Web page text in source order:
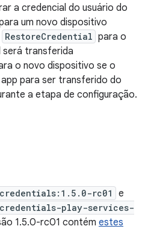
a credencial do usuário do
um novo dispositivo
RestoreCredential para o
será transferida
o novo dispositivo se o
para ser transferido do
a etapa de configuração.
rc01 e
play-services-
1.5.0-rc01 contém estes